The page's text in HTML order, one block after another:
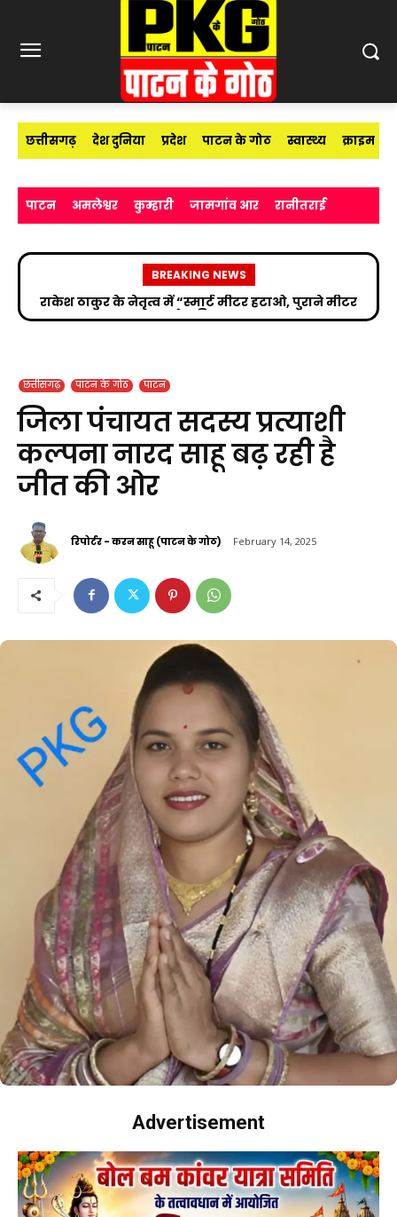
छत्तीसगढ़ देश दुनिया प्रदेश पाटन के गोठ स्वास्थ्य क्राइम
पाटन अमलेश्वर कुम्हारी जामगांव आर रानीतराई
BREAKING NEWS
सड़क हादसे के बाद उपचाररत किरण सिंह देव से मिले सांसद
विजय बघेल
छत्तीसगढ़ पाटन के गोठ पाटन
जिला पंचायत सदस्य प्रत्याशी
कल्पना नारद साहू बढ़ रही है
जीत की ओर
रिपोर्टर - करन साहू (पाटन के गोठ) February 14, 2025
Advertisement